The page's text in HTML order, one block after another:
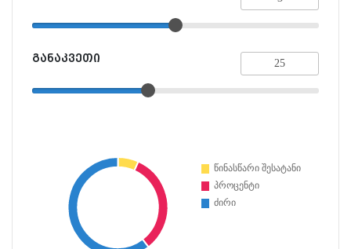
განაკვეთი